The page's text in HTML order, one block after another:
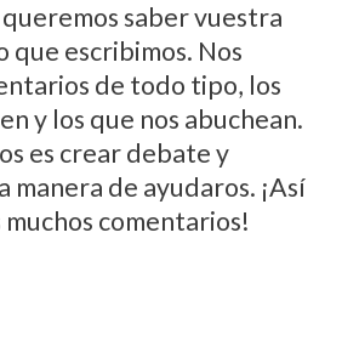
saber vuestra
que escribimos. Nos
de todo tipo, los
y los que nos abuchean.
es crear debate y
manera de ayudaros. ¡Así
comentarios!